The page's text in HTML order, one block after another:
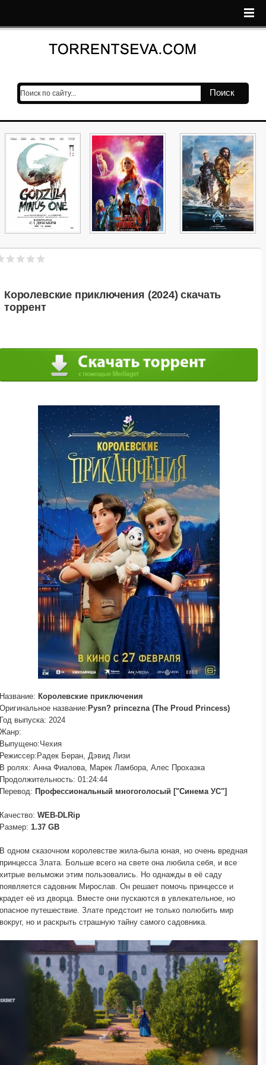
Поиск
Королевские приключения (2024) скачать
торрент
Название: Королевские приключения
Оригинальное название: Pysn? princezna (The Proud Princess)
Год выпуска: 2024
Жанр:
Выпущено:Чехия
Режиссер:Радек Беран, Дэвид Лизи
В ролях: Анна Фиалова, Марек Ламбора, Алес Прохазка
Продолжительность: 01:24:44
Перевод: Профессиональный многоголосый ["Синема УС"]
Качество: WEB-DLRip
Размер: 1.37 GB
В одном сказочном королевстве жила-была юная, но очень вредная
принцесса Злата. Больше всего на свете она любила себя, и все
хитрые вельможи этим пользовались. Но однажды в её саду
появляется садовник Мирослав. Он решает помочь принцессе и
крадет её из дворца. Вместе они пускаются в увлекательное, но
опасное путешествие. Злате предстоит не только полюбить мир
вокруг, но и раскрыть страшную тайну самого садовника.